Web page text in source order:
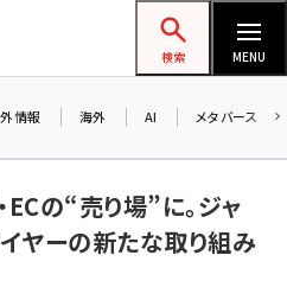
ップ担当者フォーラム
検索 MENU
情報 海外 AI メタバース
の“売り場”に。ジャ
ヤーの新たな取り組み
お